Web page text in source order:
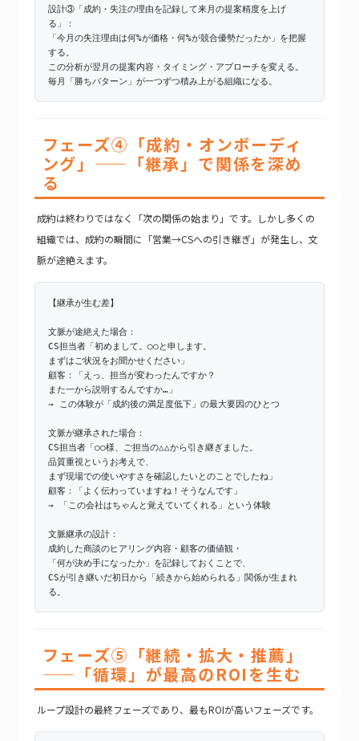
設計③「成約・失注の理由を記録して来月の提案精度を上げ
る」：
「今月の失注理由は何%が価格・何%が競合優勢だったか」を把握
する。
この分析が翌月の提案内容・タイミング・アプローチを変える。
毎月「勝ちパターン」が一つずつ積み上がる組織になる。
フェーズ④「成約・オンボーディ
ング」——「継承」で関係を深め
る
成約は終わりではなく「次の関係の始まり」です。しかし多くの
組織では、成約の瞬間に「営業→CSへの引き継ぎ」が発生し、文
脈が途絶えます。
【継承が生む差】
文脈が途絶えた場合：
CS担当者「初めまして。○○と申します。
まずはご状況をお聞かせください」
顧客：「えっ、担当が変わったんですか？
また一から説明するんですか…」
→ この体験が「成約後の満足度低下」の最大要因のひとつ
文脈が継承された場合：
CS担当者「○○様、ご担当の△△から引き継ぎました。
品質重視というお考えで、
まず現場での使いやすさを確認したいとのことでしたね」
顧客：「よく伝わっていますね！そうなんです」
→ 「この会社はちゃんと覚えていてくれる」という体験
文脈継承の設計：
成約した商談のヒアリング内容・顧客の価値観・
「何が決め手になったか」を記録しておくことで、
CSが引き継いだ初日から「続きから始められる」関係が生まれ
る。
フェーズ⑤「継続・拡大・推薦」
——「循環」が最高のROIを生む
ループ設計の最終フェーズであり、最もROIが高いフェーズです。